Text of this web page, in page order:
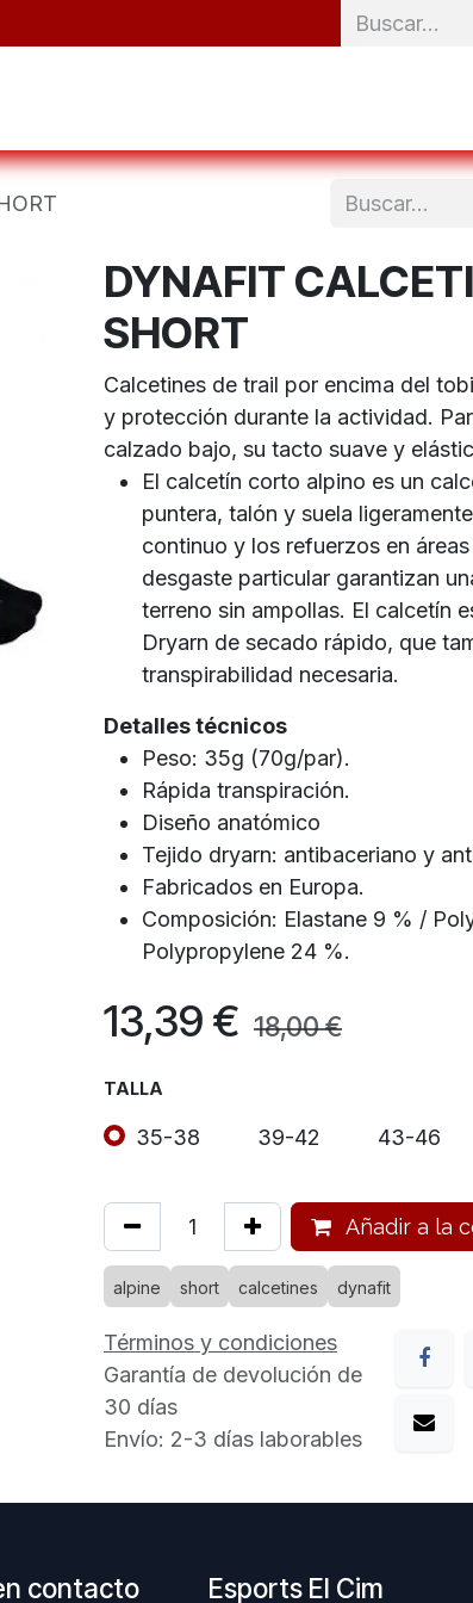
DYNAFIT
SHORT
Calcetines de trail por encima del
y protección durante la actividad.
calzado bajo, su tacto suave y
El calcetín corto alpino es un
puntera, talón y suela
continuo y los refuerzos en
desgaste particular garantizan
terreno sin ampollas. El calcetín
Dryarn de secado rápido, que
transpirabilidad necesaria.
Detalles técnicos
Peso: 35g (70g/par).
Rápida transpiración.
Diseño anatómico
Tejido dryarn: antibaceriano y
Fabricados en Europa.
Composición: Elastane 9 % /
Polypropylene 24 %.
13,39 € 18,00€
TALLA
35-38 39-42 43-46
Añadir a la
alpine short calcetines dynafit
Términos y condiciones
Garantía de devolución de
30 días
Envío: 2-3 días laborables
Esports El Cim
contacto